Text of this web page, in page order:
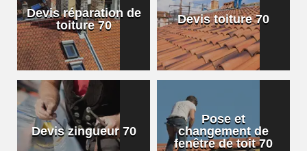
Devis réparation de
toiture 70
Devis toiture 70
Devis zingueur 70
Pose et
changement de
fenêtre de toit 70